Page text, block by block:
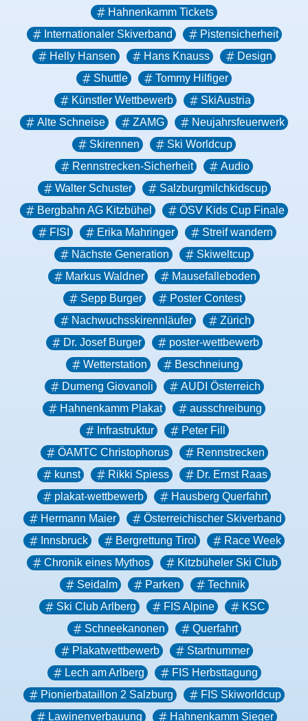
Hahnenkamm Tickets
Internationaler Skiverband
Pistensicherheit
Helly Hansen
Hans Knauss
Design
Shuttle
Tommy Hilfiger
Künstler Wettbewerb
SkiAustria
Alte Schneise
ZAMG
Neujahrsfeuerwerk
Skirennen
Ski Worldcup
Rennstrecken-Sicherheit
Audio
Walter Schuster
Salzburgmilchkidscup
Bergbahn AG Kitzbühel
ÖSV Kids Cup Finale
FISI
Erika Mahringer
Streif wandern
Nächste Generation
Skiweltcup
Markus Waldner
Mausefalleboden
Sepp Burger
Poster Contest
Nachwuchsskirennläufer
Zürich
Dr. Josef Burger
poster-wettbewerb
Wetterstation
Beschneiung
Dumeng Giovanoli
AUDI Österreich
Hahnenkamm Plakat
ausschreibung
Infrastruktur
Peter Fill
ÖAMTC Christophorus
Rennstrecken
kunst
Rikki Spiess
Dr. Ernst Raas
plakat-wettbewerb
Hausberg Querfahrt
Hermann Maier
Österreichischer Skiverband
Innsbruck
Bergrettung Tirol
Race Week
Chronik eines Mythos
Kitzbüheler Ski Club
Seidalm
Parken
Technik
Ski Club Arlberg
FIS Alpine
KSC
Schneekanonen
Querfahrt
Plakatwettbewerb
Startnummer
Lech am Arlberg
FIS Herbsttagung
Pionierbataillon 2 Salzburg
FIS Skiworldcup
Lawinenverbauung
Hahnenkamm Sieger